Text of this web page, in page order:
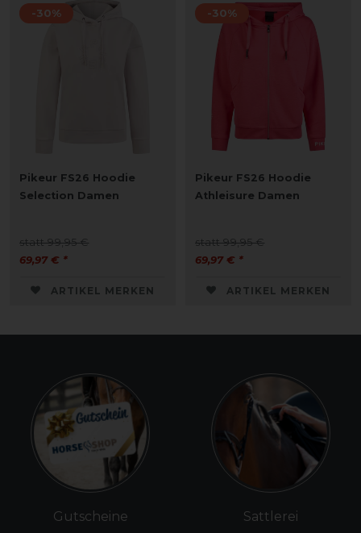
-30%
Pikeur FS26 Hoodie
Selection Damen
statt 99,95 €
69,97 € *
ARTIKEL MERKEN
-30%
Pikeur FS26 Hoodie
Athleisure Damen
statt 99,95 €
69,97 € *
ARTIKEL MERKEN
Gutscheine Sattlerei